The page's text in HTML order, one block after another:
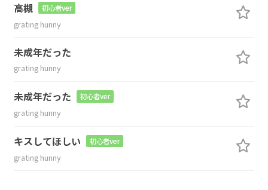
高槻 初心者ver
grating hunny
未成年だった
grating hunny
未成年だった 初心者ver
grating hunny
キスしてほしい 初心者ver
grating hunny